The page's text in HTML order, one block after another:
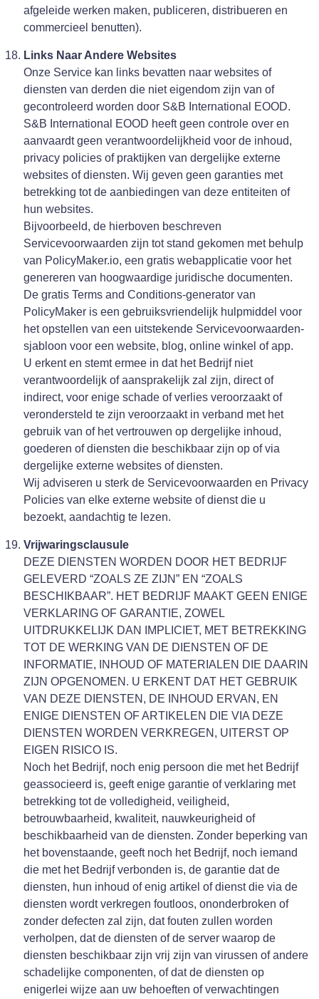
afgeleide werken maken, publiceren, distribueren en
commercieel benutten).
Links Naar Andere Websites
Onze Service kan links bevatten naar websites of
diensten van derden die niet eigendom zijn van of
gecontroleerd worden door S&B International EOOD.
S&B International EOOD heeft geen controle over en
aanvaardt geen verantwoordelijkheid voor de inhoud,
privacy policies of praktijken van dergelijke externe
websites of diensten. Wij geven geen garanties met
betrekking tot de aanbiedingen van deze entiteiten of
hun websites.
Bijvoorbeeld, de hierboven beschreven
Servicevoorwaarden zijn tot stand gekomen met behulp
van PolicyMaker.io, een gratis webapplicatie voor het
genereren van hoogwaardige juridische documenten.
De gratis Terms and Conditions-generator van
PolicyMaker is een gebruiksvriendelijk hulpmiddel voor
het opstellen van een uitstekende Servicevoorwaarden-
sjabloon voor een website, blog, online winkel of app.
U erkent en stemt ermee in dat het Bedrijf niet
verantwoordelijk of aansprakelijk zal zijn, direct of
indirect, voor enige schade of verlies veroorzaakt of
verondersteld te zijn veroorzaakt in verband met het
gebruik van of het vertrouwen op dergelijke inhoud,
goederen of diensten die beschikbaar zijn op of via
dergelijke externe websites of diensten.
Wij adviseren u sterk de Servicevoorwaarden en Privacy
Policies van elke externe website of dienst die u
bezoekt, aandachtig te lezen.
Vrijwaringsclausule
DEZE DIENSTEN WORDEN DOOR HET BEDRIJF
GELEVERD “ZOALS ZE ZIJN” EN “ZOALS
BESCHIKBAAR”. HET BEDRIJF MAAKT GEEN ENIGE
VERKLARING OF GARANTIE, ZOWEL
UITDRUKKELIJK DAN IMPLICIET, MET BETREKKING
TOT DE WERKING VAN DE DIENSTEN OF DE
INFORMATIE, INHOUD OF MATERIALEN DIE DAARIN
ZIJN OPGENOMEN. U ERKENT DAT HET GEBRUIK
VAN DEZE DIENSTEN, DE INHOUD ERVAN, EN
ENIGE DIENSTEN OF ARTIKELEN DIE VIA DEZE
DIENSTEN WORDEN VERKREGEN, UITERST OP
EIGEN RISICO IS.
Noch het Bedrijf, noch enig persoon die met het Bedrijf
geassocieerd is, geeft enige garantie of verklaring met
betrekking tot de volledigheid, veiligheid,
betrouwbaarheid, kwaliteit, nauwkeurigheid of
beschikbaarheid van de diensten. Zonder beperking van
het bovenstaande, geeft noch het Bedrijf, noch iemand
die met het Bedrijf verbonden is, de garantie dat de
diensten, hun inhoud of enig artikel of dienst die via de
diensten wordt verkregen foutloos, ononderbroken of
zonder defecten zal zijn, dat fouten zullen worden
verholpen, dat de diensten of de server waarop de
diensten beschikbaar zijn vrij zijn van virussen of andere
schadelijke componenten, of dat de diensten op
enigerlei wijze aan uw behoeften of verwachtingen